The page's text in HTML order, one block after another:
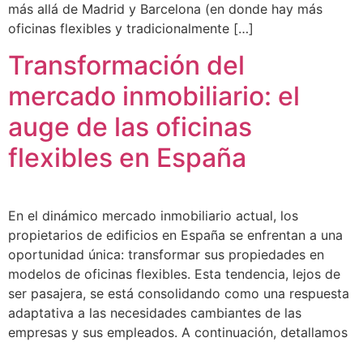
más allá de Madrid y Barcelona (en donde hay más
oficinas flexibles y tradicionalmente […]
Transformación del
mercado inmobiliario: el
auge de las oficinas
flexibles en España
En el dinámico mercado inmobiliario actual, los
propietarios de edificios en España se enfrentan a una
oportunidad única: transformar sus propiedades en
modelos de oficinas flexibles. Esta tendencia, lejos de
ser pasajera, se está consolidando como una respuesta
adaptativa a las necesidades cambiantes de las
empresas y sus empleados. A continuación, detallamos